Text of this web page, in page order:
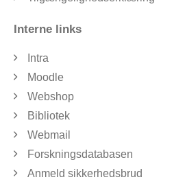
Interne links
Intra
Moodle
Webshop
Bibliotek
Webmail
Forskningsdatabasen
Anmeld sikkerhedsbrud